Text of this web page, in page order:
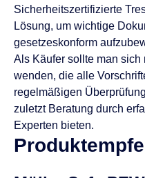
Sicherheitszertifizierte
Lösung, um wichtige
gesetzeskonform
Als Käufer sollte man sich
wenden, die alle
regelmäßigen
zuletzt Beratung durch
Experten bieten.